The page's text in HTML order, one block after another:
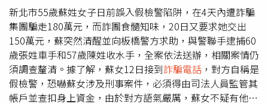
再轉介給其他人，最後順利替她爭取到面試機會，而整個過
程完全沒有事先徵詢她的意見，也沒有告知她相關安排。女
子事後向母親表達自己的想法，認為履歷屬於個人資料，是
否投遞應由本人決定，不應在未取得同意前提供給他人。不
過母親則認為，自己只是希望多替女兒創造機會，既然有人
願意安排面試，就不希望錯過任何可能性。雖然理解母親是
出於關心，也知道對方擔心自己遲遲找不到工作，但女子坦
新北市55歲蘇姓女子日前誤入假檢警陷阱，在4天內遭詐騙
集團騙走180萬元，而詐團食髓知味，20日又要求她交出
150萬元，蘇突然清醒並向板橋警方求助，與警聯手逮捕60
歲張姓車手和57歲陳姓收水手，全案依法送辦，相關案情仍
須調查釐清。據了解，蘇女12日接到詐騙電話 ，對方自稱是
假檢警，恐嚇蘇女涉及刑事案件，必須得由司法人員監管其
帳戶並查扣身上資金，由於對方語氣嚴厲，蘇女不疑有他，